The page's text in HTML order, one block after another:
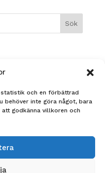
och en förbättrad
behöver inte göra något, bara
godkänna villkoren och
Yrkes-SM!